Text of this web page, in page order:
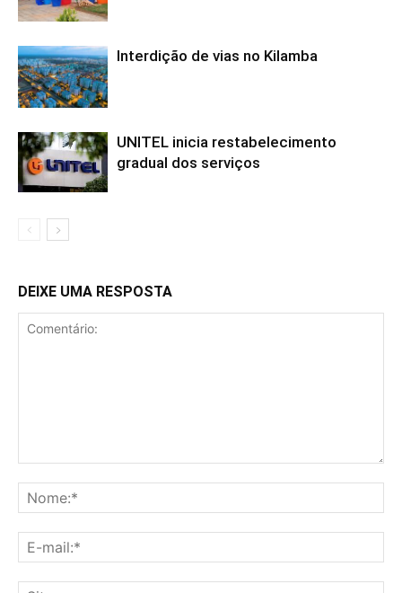
Interdição de vias no Kilamba
UNITEL inicia restabelecimento
gradual dos serviços
DEIXE UMA RESPOSTA